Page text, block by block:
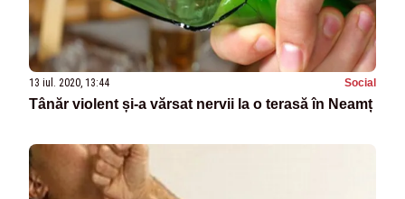
13 iul. 2020, 13:44 Social
Tânăr violent și-a vărsat nervii la o terasă în Neamț